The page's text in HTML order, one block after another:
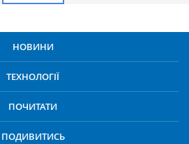
НОВИНИ
ТЕХНОЛОГІЇ
ПОЧИТАТИ
ПОДИВИТИСЬ